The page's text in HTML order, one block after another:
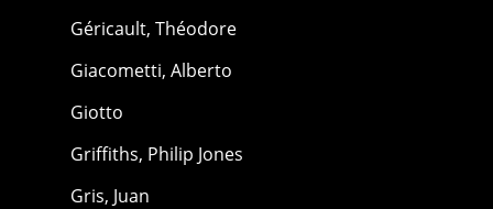
Géricault, Théodore
Giacometti, Alberto
Giotto
Griffiths, Philip Jones
Gris, Juan